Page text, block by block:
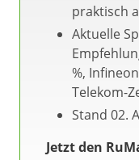
praktisch
Aktuelle
%,
Telekom-
Stand 02.
Jetzt den